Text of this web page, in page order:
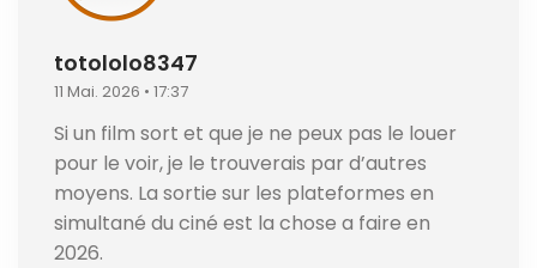
totololo8347
11 Mai. 2026 • 17:37
Si un film sort et que je ne peux pas le louer
pour le voir, je le trouverais par d’autres
moyens. La sortie sur les plateformes en
simultané du ciné est la chose a faire en
2026.